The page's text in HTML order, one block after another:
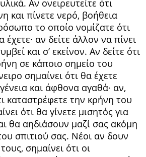
Αν ονειρευτείτε ότι
και πίνετε νερό, βοήθεια
το οποίο νομίζατε ότι
έχετε∙ αν δείτε άλλον να πίνει
και σ’ εκείνον. Αν δείτε ότι
σε κάποιο σημείο του
σημαίνει ότι θα έχετε
και άφθονα αγαθά∙ αν,
καταστρέ­φετε την κρήνη του
ότι θα γίνετε μισητός για
θα αηδιάσουν μαζί σας ακόμη
σπιτιού σας. Νέοι αν δουν
σημαίνει ότι οι